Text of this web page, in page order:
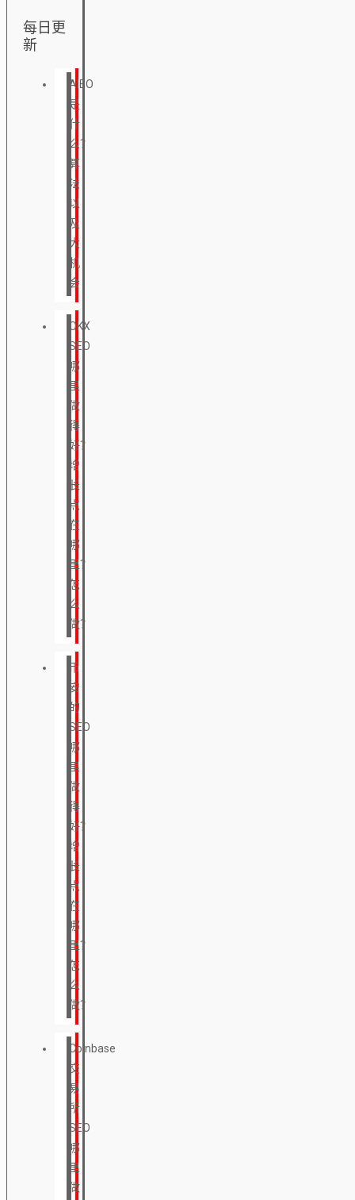
每日更
新
AIEO
是
什
么？
算
法
以
及
大
机
会
OKX
SEO
哪
里
做
得
好？
增
长
点
在
哪
里？
怎
么
做？
币
安
的
SEO
哪
里
做
得
好？
增
长
点
在
哪
里？
怎
么
做？
Coinbase
交
易
所
SEO
哪
里
做